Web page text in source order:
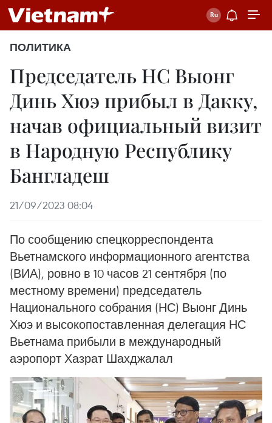
ПОЛИТИКА
Председатель НС Выонг
Динь Хюэ прибыл в Дакку,
начав официальный визит
в Народную Республику
Бангладеш
21/09/2023 08:04
По сообщению спецкорреспондента
Вьетнамского информационного агентства
(ВИА), ровно в 10 часов 21 сентября (по
местному времени) председатель
Национального собрания (НС) Выонг Динь
Хюэ и высокопоставленная делегация НС
Вьетнама прибыли в международный
аэропорт Хазрат Шахджалал